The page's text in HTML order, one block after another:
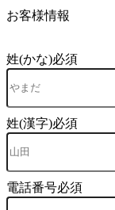
お客様情報
姓(かな)必須
姓(漢字)必須
電話番号必須